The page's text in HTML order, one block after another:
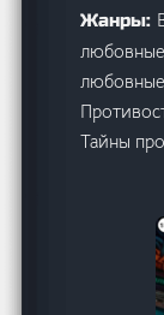
Жанры:
Тайны